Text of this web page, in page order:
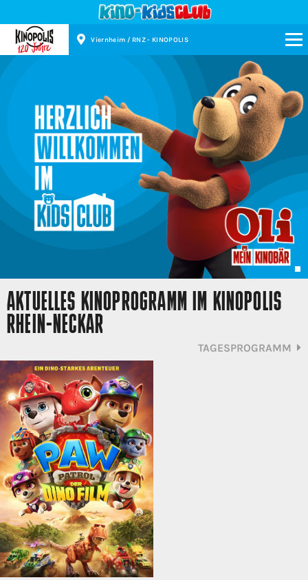
Viernheim / RNZ - KINOPOLIS
AKTUELLES KINOPROGRAMM IM KINOPOLIS
RHEIN-NECKAR
TAGESPROGRAMM